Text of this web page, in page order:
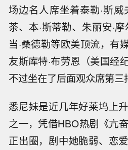
场边名人席坐着泰勒·斯威
茶、本·斯蒂勒、朱丽安·
当·桑德勒等欧美顶流，有
友斯库特·布劳恩（美国经
不过坐在了后面观众席第三
悉尼妹是近几年好莱坞上
之一，凭借HBO热剧《亢
正出圈，剧中她脆弱、恋